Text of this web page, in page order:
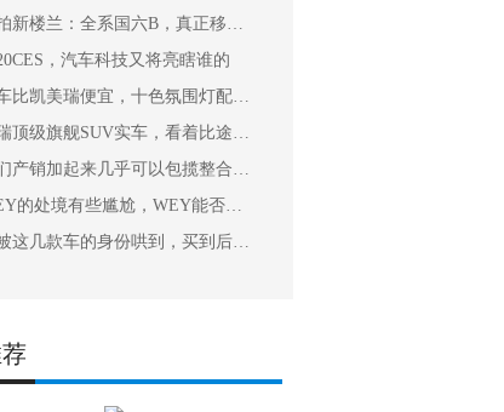
实拍新楼兰：全系国六B，真正移动大沙
，汽车科技又将亮瞎谁的
这车比凯美瑞便宜，十色氛围灯配9安全
奇瑞顶级旗舰SUV实车，看着比途昂都
他们产销加起来几乎可以包揽整合摩托车
WEY的处境有些尴尬，WEY能否凭借
别被这几款车的身份哄到，买到后你有可